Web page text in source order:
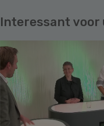
Interessant voor